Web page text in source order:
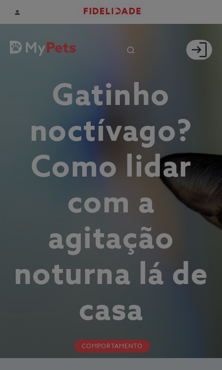
Gatinho
noctívago?
Como lidar
com a
agitação
noturna lá de
casa
COMPORTAMENTO